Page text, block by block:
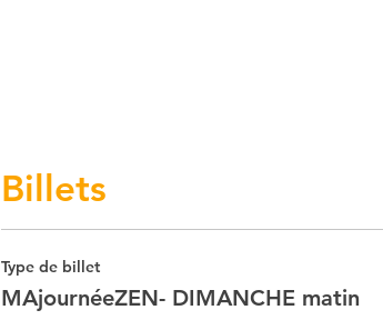
Billets
Type de billet
MAjournéeZEN- DIMANCHE matin